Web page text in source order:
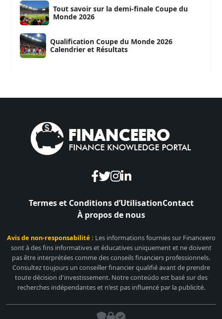
Tout savoir sur la demi-finale Coupe du
Monde 2026
Qualification Coupe du Monde 2026
Calendrier et Résultats
Termes et Conditions d’UtilisationContact
À propos de nous
Avis de non-responsabilité : Les informations fournies sur Financeero
sont à des fins informatives et éducatives uniquement et ne doivent
pas être interprétées comme des conseils financiers professionnels.
Consultez toujours un conseiller financier qualifié avant de prendre
toute décision d'investissement. Notre conteúdo est basé sur des
recherches indépendantes et n'est pas influencé par la publicité.